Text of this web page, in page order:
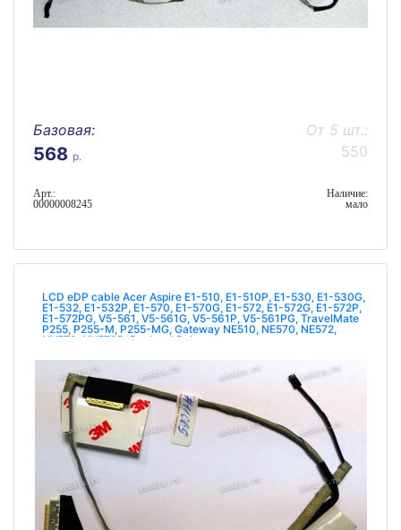
Базовая:
568 р.
От 5 шт.:
550
Арт.:
00000008245
Наличие:
мало
LCD eDP cable Acer Aspire E1-510, E1-510P, E1-530, E1-530G,
E1-532, E1-532P, E1-570, E1-570G, E1-572, E1-572G, E1-572P,
E1-572PG, V5-561, V5-561G, V5-561P, V5-561PG, TravelMate
P255, P255-M, P255-MG, Gateway NE510, NE570, NE572,
NV570, NV570P, Packard Bel